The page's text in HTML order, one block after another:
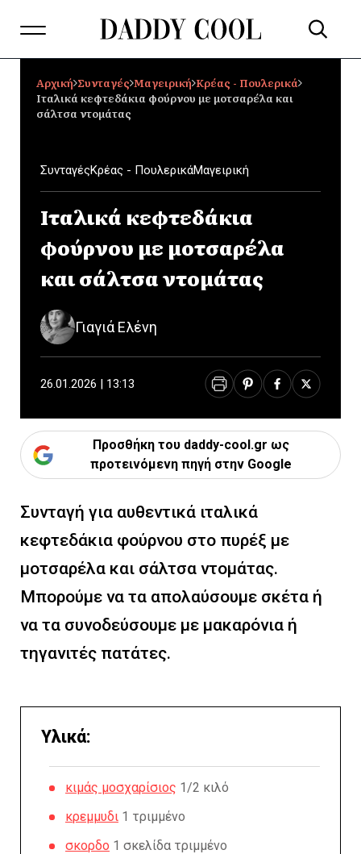
Αρχική Συνταγές Μαγειρική Κρέας - Πουλερικά
Ιταλικά κεφτεδάκια φούρνου με μοτσαρέλα και
σάλτσα ντομάτας
ΣυνταγέςΚρέας - ΠουλερικάΜαγειρική
Ιταλικά κεφτεδάκια
φούρνου με μοτσαρέλα
και σάλτσα ντομάτας
Γιαγιά Ελένη
26.01.2026 | 13:13
Προσθήκη του daddy-cool.gr ως
προτεινόμενη πηγή στην Google
Συνταγή για αυθεντικά ιταλικά
κεφτεδάκια φούρνου στο πυρέξ με
μοτσαρέλα και σάλτσα ντομάτας.
Μπορούμε να τα απολαύσουμε σκέτα ή
να τα συνοδεύσουμε με μακαρόνια ή
τηγανιτές πατάτες.
Υλικά:
κιμάς μοσχαρίσιος 1/2 κιλό
κρεμμυδι 1 τριμμένο
σκορδο 1 σκελίδα τριμμένο